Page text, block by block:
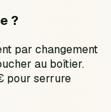
?
par changement
au boîtier.
pour serrure